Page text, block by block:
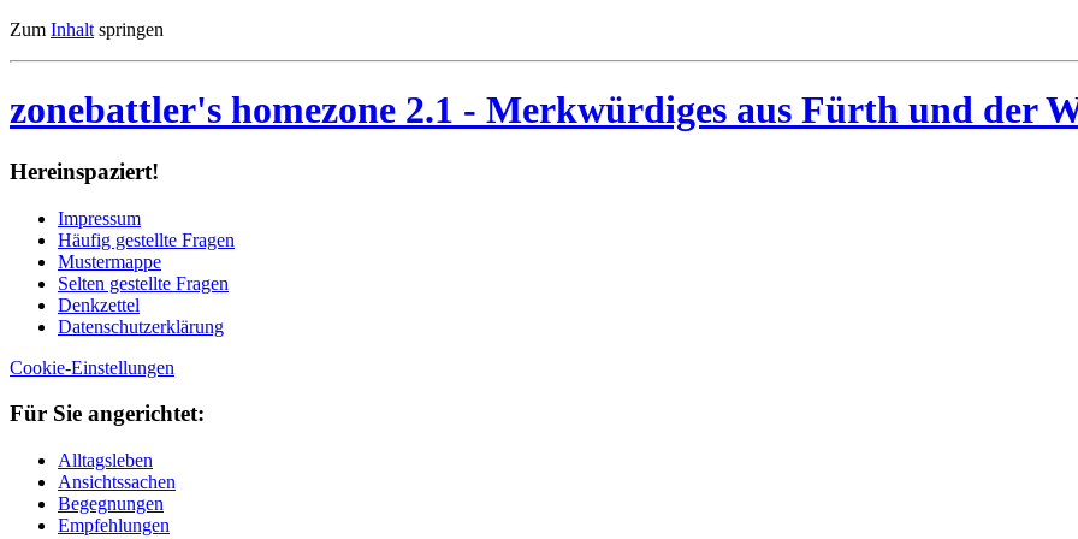
Zum Inhalt springen
zonebattler's homezone 2.1 - Merkwürdiges aus Fürth und der
Her­ein­spa­ziert!
Im­pres­sum
Häu­fig ge­stell­te Fra­gen
Mu­ster­map­pe
Sel­ten ge­stell­te Fra­gen
Denk­zet­tel
Da­ten­schutz­er­klä­rung
Cookie-Einstellungen
Für Sie an­ge­rich­tet:
Alltagsleben
Ansichtssachen
Begegnungen
Empfehlungen